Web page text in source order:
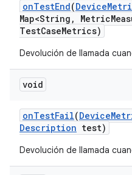
onTestEnd(Device
Map<String , Metric
TestCaseMetrics)
Devolución de llamada
void
onTestFail(Device
Description test)
Devolución de llamada